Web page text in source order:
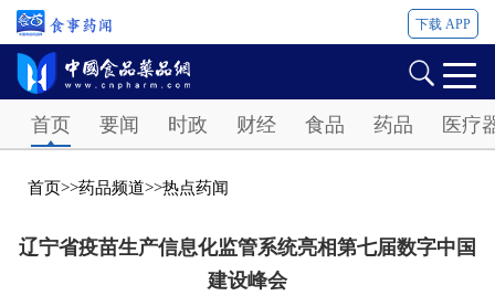
下载 APP
首页 要闻 时政 财经 食品 药品 医疗
首页>>药品频道>>热点药闻
辽宁省疫苗生产信息化监管系统亮相第七届数字中国
建设峰会